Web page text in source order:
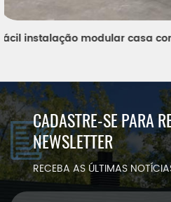
CADASTRE-SE PARA
NEWSLETTER
RECEBA AS ÚLTIMAS